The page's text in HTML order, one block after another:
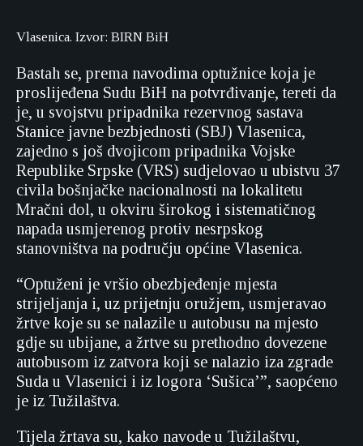
Vlasenica. Izvor: BIRN BiH
Bastah se, prema navodima optužnice koja je
proslijeđena Sudu BiH na potvrđivanje, tereti da
je, u svojstvu pripadnika rezervnog sastava
Stanice javne bezbjednosti (SBJ) Vlasenica,
zajedno s još dvojicom pripadnika Vojske
Republike Srpske (VRS) sudjelovao u ubistvu 37
civila bošnjačke nacionalnosti na lokalitetu
Mračni dol, u okviru širokog i sistematičnog
napada usmjerenog protiv nesrpskog
stanovništva na području općine Vlasenica.
“Optuženi je vršio obezbjeđenje mjesta
strijeljanja i, uz prijetnju oružjem, usmjeravao
žrtve koje su se nalazile u autobusu na mjesto
gdje su ubijane, a žrtve su prethodno dovezene
autobusom iz zatvora koji se nalazio iza zgrade
Suda u Vlasenici i iz logora ‘Sušica’”, saopćeno
je iz Tužilaštva.
Tijela žrtava su, kako navode u Tužilaštvu,